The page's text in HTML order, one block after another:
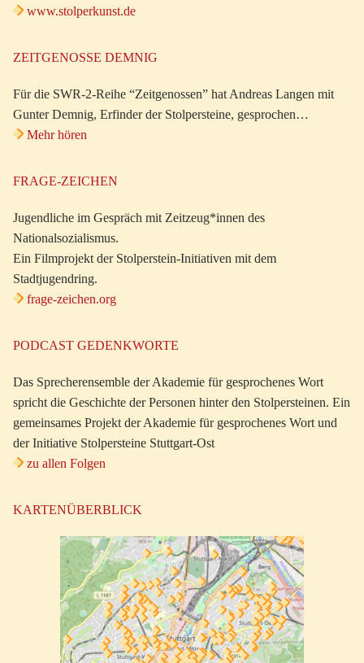
www.stolperkunst.de
ZEITGENOSSE DEMNIG
Für die SWR-2-Reihe “Zeitgenossen” hat Andreas Langen mit
Gunter Demnig, Erfinder der Stolpersteine, gesprochen…
Mehr hören
FRAGE-ZEICHEN
Jugendliche im Gespräch mit Zeitzeug*innen des
Nationalsozialismus.
Ein Filmprojekt der Stolperstein-Initiativen mit dem
Stadtjugendring.
frage-zeichen.org
PODCAST GEDENKWORTE
Das Sprecherensemble der Akademie für gesprochenes Wort
spricht die Geschichte der Personen hinter den Stolpersteinen. Ein
gemeinsames Projekt der Akademie für gesprochenes Wort und
der Initiative Stolpersteine Stuttgart-Ost
zu allen Folgen
KARTENÜBERBLICK